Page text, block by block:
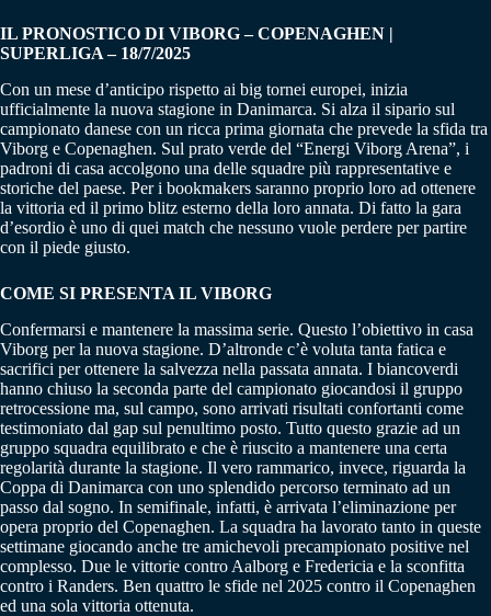
IL PRONOSTICO DI VIBORG – COPENAGHEN |
SUPERLIGA – 18/7/2025
Con un mese d’anticipo rispetto ai big tornei europei, inizia
ufficialmente la nuova stagione in Danimarca. Si alza il sipario sul
campionato danese con un ricca prima giornata che prevede la sfida tra
Viborg e Copenaghen. Sul prato verde del “Energi Viborg Arena”, i
padroni di casa accolgono una delle squadre più rappresentative e
storiche del paese. Per i bookmakers saranno proprio loro ad ottenere
la vittoria ed il primo blitz esterno della loro annata. Di fatto la gara
d’esordio è uno di quei match che nessuno vuole perdere per partire
con il piede giusto.
COME SI PRESENTA IL VIBORG
Confermarsi e mantenere la massima serie. Questo l’obiettivo in casa
Viborg per la nuova stagione. D’altronde c’è voluta tanta fatica e
sacrifici per ottenere la salvezza nella passata annata. I biancoverdi
hanno chiuso la seconda parte del campionato giocandosi il gruppo
retrocessione ma, sul campo, sono arrivati risultati confortanti come
testimoniato dal gap sul penultimo posto. Tutto questo grazie ad un
gruppo squadra equilibrato e che è riuscito a mantenere una certa
regolarità durante la stagione. Il vero rammarico, invece, riguarda la
Coppa di Danimarca con uno splendido percorso terminato ad un
passo dal sogno. In semifinale, infatti, è arrivata l’eliminazione per
opera proprio del Copenaghen. La squadra ha lavorato tanto in queste
settimane giocando anche tre amichevoli precampionato positive nel
complesso. Due le vittorie contro Aalborg e Fredericia e la sconfitta
contro i Randers. Ben quattro le sfide nel 2025 contro il Copenaghen
ed una sola vittoria ottenuta.